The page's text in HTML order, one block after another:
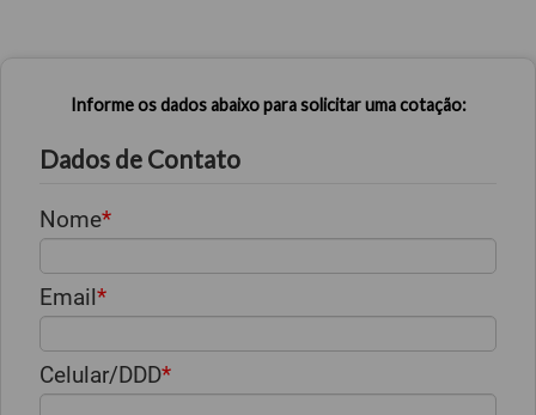
Informe os dados abaixo para solicitar uma cotação:
Dados de Contato
Nome
Email
Celular/DDD